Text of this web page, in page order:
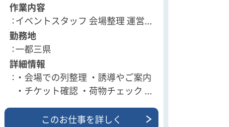
作業内容
イベントスタッフ 会場整理 運営...
勤務地
一都三県
詳細情報
・会場での列整理 ・誘導やご案内
・チケット確認 ・荷物チェック ...
このお仕事を詳しく